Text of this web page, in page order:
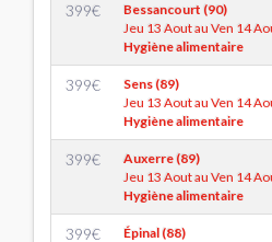
399€
Bessancourt (90)
Jeu 13 Aout au Ven 14
Hygiène alimentaire
399€
Sens (89)
Jeu 13 Aout au Ven 14
Hygiène alimentaire
399€
Auxerre (89)
Jeu 13 Aout au Ven 14
Hygiène alimentaire
399€
Épinal (88)